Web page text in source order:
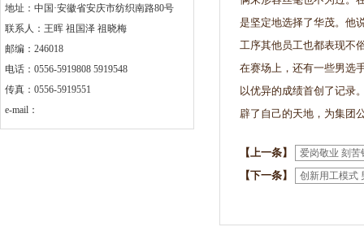
地址：中国·安徽省安庆市纺织南路80号
联系人：王晖 祖国泽 祖晓梅
邮编：246018
电话：0556-5919808 5919548
传真：0556-5919551
e-mail：
是坚定地选择了华茂。他
工序其他员工也都表现不
在赛场上，还有一些男选
以优异的成绩首创了记录
辟了自己的天地，为集团
【上一条】 爱岗敬业 刻苦
【下一条】 创新用工模式